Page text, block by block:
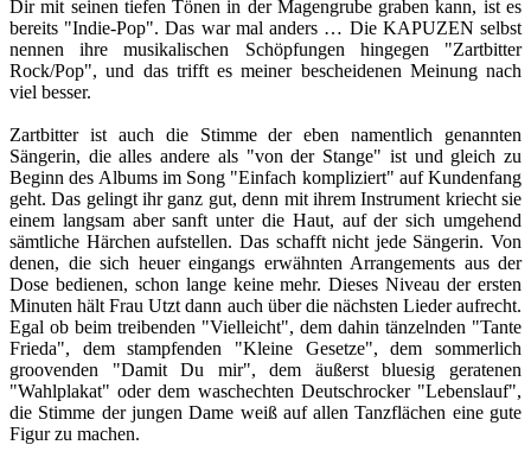
Dir mit seinen tiefen Tönen in der Magengrube graben kann, ist es
bereits "Indie-Pop". Das war mal anders … Die KAPUZEN selbst
nennen ihre musikalischen Schöpfungen hingegen "Zartbitter
Rock/Pop", und das trifft es meiner bescheidenen Meinung nach
viel besser.
Zartbitter ist auch die Stimme der eben namentlich genannten
Sängerin, die alles andere als "von der Stange" ist und gleich zu
Beginn des Albums im Song "Einfach kompliziert" auf Kundenfang
geht. Das gelingt ihr ganz gut, denn mit ihrem Instrument kriecht sie
einem langsam aber sanft unter die Haut, auf der sich umgehend
sämtliche Härchen aufstellen. Das schafft nicht jede Sängerin. Von
denen, die sich heuer eingangs erwähnten Arrangements aus der
Dose bedienen, schon lange keine mehr. Dieses Niveau der ersten
Minuten hält Frau Utzt dann auch über die nächsten Lieder aufrecht.
Egal ob beim treibenden "Vielleicht", dem dahin tänzelnden "Tante
Frieda", dem stampfenden "Kleine Gesetze", dem sommerlich
groovenden "Damit Du mir", dem äußerst bluesig geratenen
"Wahlplakat" oder dem waschechten Deutschrocker "Lebenslauf",
die Stimme der jungen Dame weiß auf allen Tanzflächen eine gute
Figur zu machen.